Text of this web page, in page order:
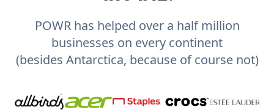
POWR has helped over a half million
businesses on every continent
(besides Antarctica, because of course not)